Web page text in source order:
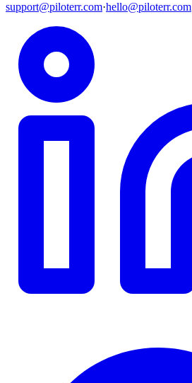
support@piloterr.com·hello@piloterr.com